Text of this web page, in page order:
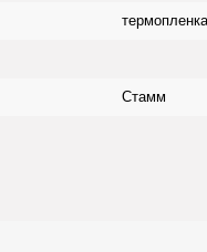
Стамм